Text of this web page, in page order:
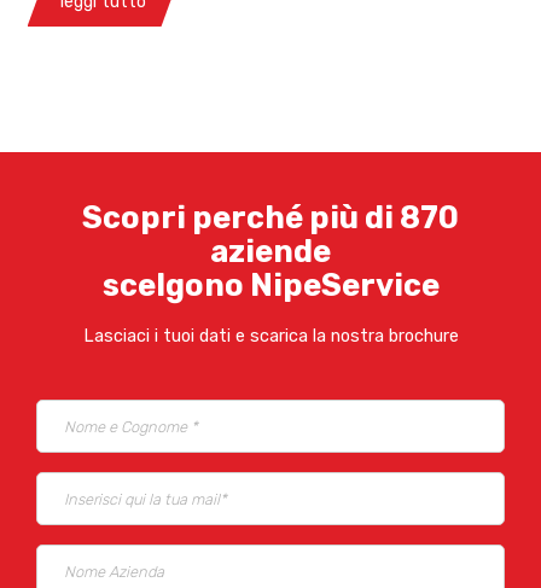
Scopri perché più di 870
aziende
scelgono NipeService
Lasciaci i tuoi dati e scarica la nostra brochure